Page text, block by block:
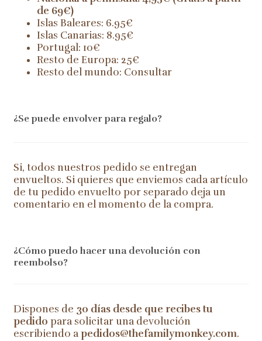
de 69€)
Islas Baleares: 6.95€
Islas Canarias: 8.95€
Portugal: 10€
Resto de Europa: 25€
Resto del mundo: Consultar
¿Se puede envolver para regalo?
Si, todos nuestros pedido se entregan
envueltos. Si quieres que enviemos cada artículo
de tu pedido envuelto por separado deja un
comentario en el momento de la compra.
¿Cómo puedo hacer una devolución con
reembolso?
Dispones de 30 días desde que recibes tu
pedido para solicitar una devolución
escribiendo apedidos@thefamilymonkey.com.